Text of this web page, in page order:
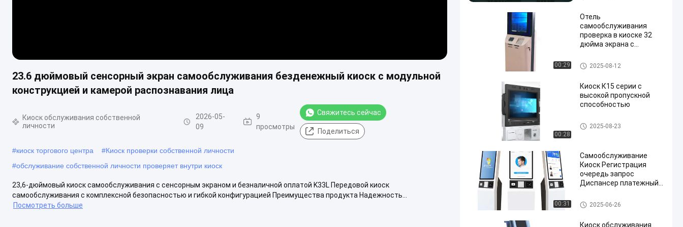
23.6 дюймовый сенсорный экран самообслуживания безденежный киоск с модульной
конструкцией и камерой распознавания лица
Киоск обслуживания собственной
личности
2026-05-
09
9
просмотры
Свяжитесь сейчас
Поделиться
#киоск торгового центра #Киоск проверки собственной личности
#обслуживание собственной личности проверяет внутри киоск
23,6-дюймовый киоск самообслуживания с сенсорным экраном и безналичной оплатой K33L Передовой киоск
самообслуживания с комплексной безопасностью и гибкой конфигурацией Преимущества продукта Надежность...
Посмотреть больше
для промышленного
енной личности
00:29
Отель
самообслуживания
проверка в киоске 32
дюйма экрана с
50nits
Киоск обслуживания собств
енной личности
2025-08-12
00:28
Киоск К15 серии с
высокой пропускной
способностью
Киоск обслуживания собств
енной личности
2025-08-23
00:31
Самообслуживание
Киоск Регистрация
очередь запрос
Диспансер платежный
Киоск обслуживания собств
енной личности
2025-06-26
Киоск обслуживания